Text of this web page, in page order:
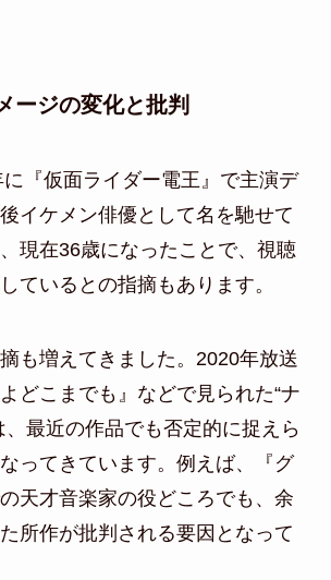
ージの変化と批判
『仮面ライダー電王』で主演デ
イケメン俳優として名を馳せて
現在36歳になったことで、視聴
ているとの指摘もあります。
も増えてきました。2020年放送
どこまでも』などで見られた“ナ
、最近の作品でも否定的に捉えら
ってきています。例えば、『グ
天才音楽家の役どころでも、余
所作が批判される要因となって